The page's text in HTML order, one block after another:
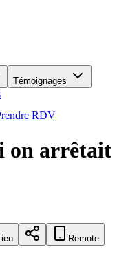
Témoignages
RDV
on arrêtait
Lien Remote